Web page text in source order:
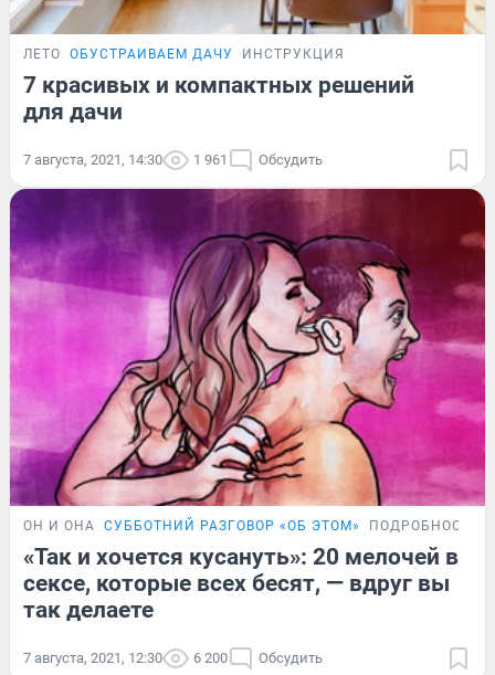
ЛЕТО ОБУСТРАИВАЕМ ДАЧУ ИНСТРУКЦИЯ
7 красивых и компактных решений
для дачи
7 августа, 2021, 14:30 1 961 Обсудить
ОН И ОНА СУББОТНИЙ РАЗГОВОР «ОБ ЭТОМ» ПОДРОБНОСТИ
«Так и хочется кусануть»: 20 мелочей в
сексе, которые всех бесят, — вдруг вы
так делаете
7 августа, 2021, 12:30 6 200 Обсудить